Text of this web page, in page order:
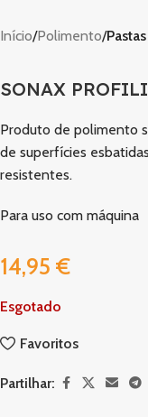
Início Polimento
SONAX
Produto de polimento
de superfícies
resistentes.
Para uso com máquina
14,95 €
Esgotado
Favoritos
Partilhar: